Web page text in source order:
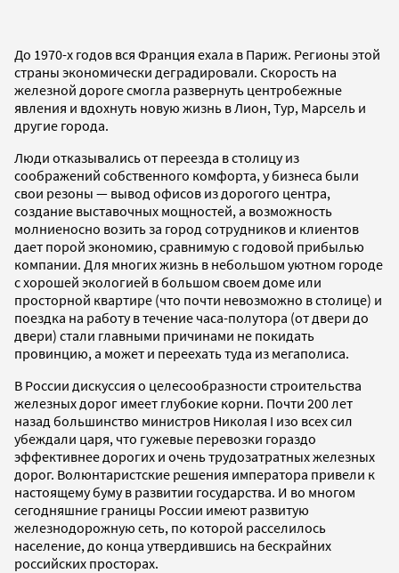
До 1970-х годов вся Франция ехала в Париж. Регионы этой
страны экономически деградировали. Скорость на
железной дороге смогла развернуть центробежные
явления и вдохнуть новую жизнь в Лион, Тур, Марсель и
другие города.
Люди отказывались от переезда в столицу из
соображений собственного комфорта, у бизнеса были
свои резоны — вывод офисов из дорогого центра,
создание выставочных мощностей, а возможность
молниеносно возить за город сотрудников и клиентов
дает порой экономию, сравнимую с годовой прибылью
компании. Для многих жизнь в небольшом уютном городе
с хорошей экологией в большом своем доме или
просторной квартире (что почти невозможно в столице) и
поездка на работу в течение часа-полутора (от двери до
двери) стали главными причинами не покидать
провинцию, а может и переехать туда из мегаполиса.
В России дискуссия о целесообразности строительства
железных дорог имеет глубокие корни. Почти 200 лет
назад большинство министров Николая I изо всех сил
убеждали царя, что гужевые перевозки гораздо
эффективнее дорогих и очень трудозатратных железных
дорог. Волюнтаристские решения императора привели к
настоящему буму в развитии государства. И во многом
сегодняшние границы России имеют развитую
железнодорожную сеть, по которой расселилось
население, до конца утвердившись на бескрайних
российских просторах.